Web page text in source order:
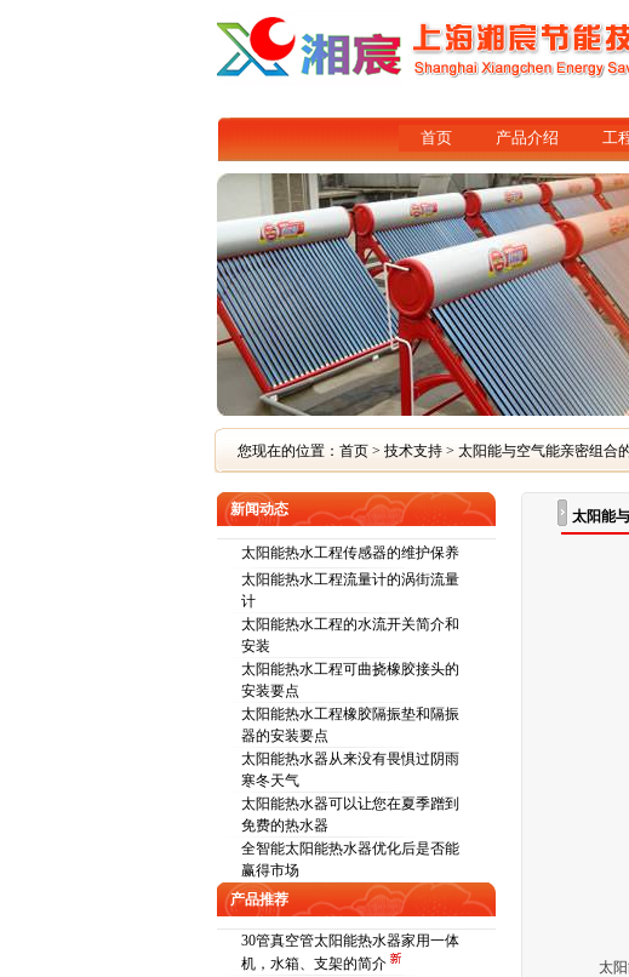
首页 产品介绍 工
您现在的位置： 首页> 技术支持> 太阳能与空气能亲密组合
新闻动态
太阳能热水工程传感器的维护保养
太阳能热水工程流量计的涡街流量
计
太阳能热水工程的水流开关简介和
安装
太阳能热水工程可曲挠橡胶接头的
安装要点
太阳能热水工程橡胶隔振垫和隔振
器的安装要点
太阳能热水器从来没有畏惧过阴雨
寒冬天气
太阳能热水器可以让您在夏季蹭到
免费的热水器
全智能太阳能热水器优化后是否能
赢得市场
产品推荐
30管真空管太阳能热水器家用一体
机，水箱、支架的简介
太阳能
太